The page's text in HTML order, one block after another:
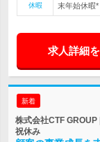
休暇
末年始休暇
求人詳細
新着
株式会社CTF
祝休み